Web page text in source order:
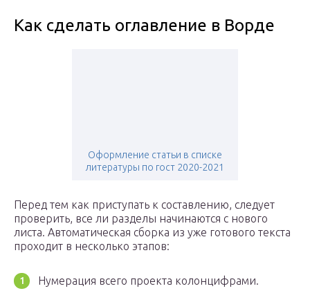
Как сделать оглавление в Ворде
Оформление статьи в списке
литературы по гост 2020-2021
Перед тем как приступать к составлению, следует
проверить, все ли разделы начинаются с нового
листа. Автоматическая сборка из уже готового текста
проходит в несколько этапов:
Нумерация всего проекта колонцифрами.